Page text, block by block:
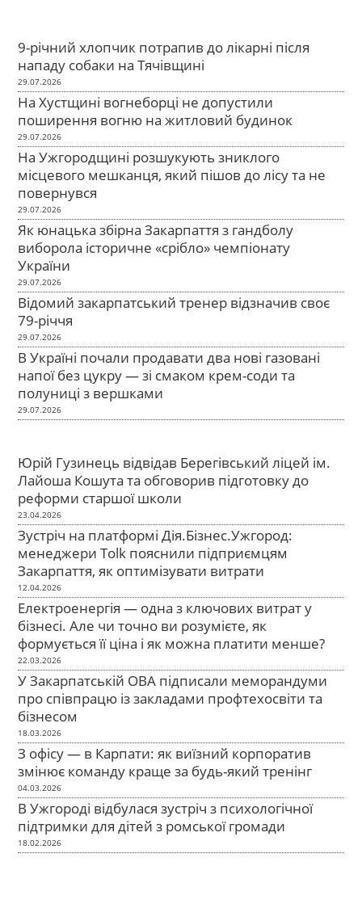
9-річний хлопчик потрапив до лікарні після
нападу собаки на Тячівщині
29.07.2026
На Хустщині вогнеборці не допустили
поширення вогню на житловий будинок
29.07.2026
На Ужгородщині розшукують зниклого
місцевого мешканця, який пішов до лісу та не
повернувся
29.07.2026
Як юнацька збірна Закарпаття з гандболу
виборола історичне «срібло» чемпіонату
України
29.07.2026
Відомий закарпатський тренер відзначив своє
79-річчя
29.07.2026
В Україні почали продавати два нові газовані
напої без цукру — зі смаком крем-соди та
полуниці з вершками
29.07.2026
Юрій Гузинець відвідав Берегівський ліцей ім.
Лайоша Кошута та обговорив підготовку до
реформи старшої школи
23.04.2026
Зустріч на платформі Дія.Бізнес.Ужгород:
менеджери Tolk пояснили підприємцям
Закарпаття, як оптимізувати витрати
12.04.2026
Електроенергія — одна з ключових витрат у
бізнесі. Але чи точно ви розумієте, як
формується її ціна і як можна платити менше?
22.03.2026
У Закарпатській ОВА підписали меморандуми
про співпрацю із закладами профтехосвіти та
бізнесом
18.03.2026
З офісу — в Карпати: як виїзний корпоратив
змінює команду краще за будь-який тренінг
04.03.2026
В Ужгороді відбулася зустріч з психологічної
підтримки для дітей з ромської громади
18.02.2026